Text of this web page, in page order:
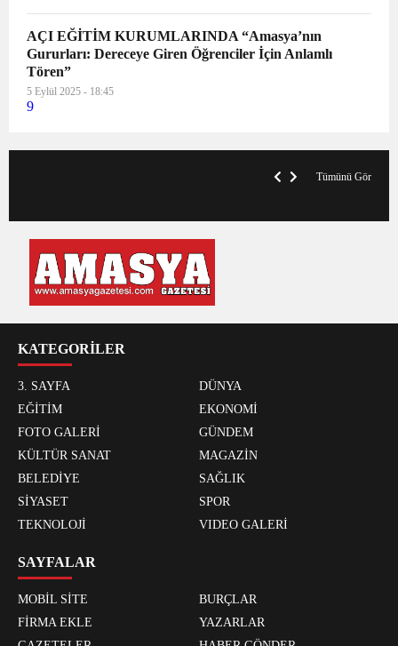
AÇI EĞİTİM KURUMLARINDA “Amasya’nın
Gururları: Dereceye Giren Öğrenciler İçin Anlamlı
Tören”
5 Eylül 2025 - 18:45
9
Tümünü Gör
KATEGORİLER
3. SAYFA
DÜNYA
EĞİTİM
EKONOMİ
FOTO GALERİ
GÜNDEM
KÜLTÜR SANAT
MAGAZİN
BELEDİYE
SAĞLIK
SİYASET
SPOR
TEKNOLOJİ
VIDEO GALERİ
SAYFALAR
MOBİL SİTE
BURÇLAR
FİRMA EKLE
YAZARLAR